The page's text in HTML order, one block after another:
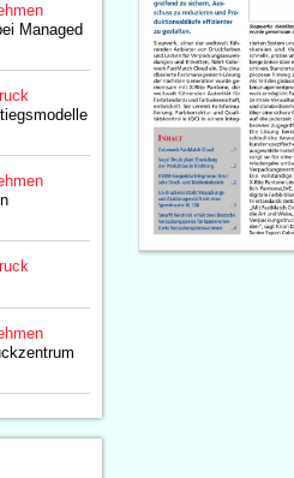
Managed